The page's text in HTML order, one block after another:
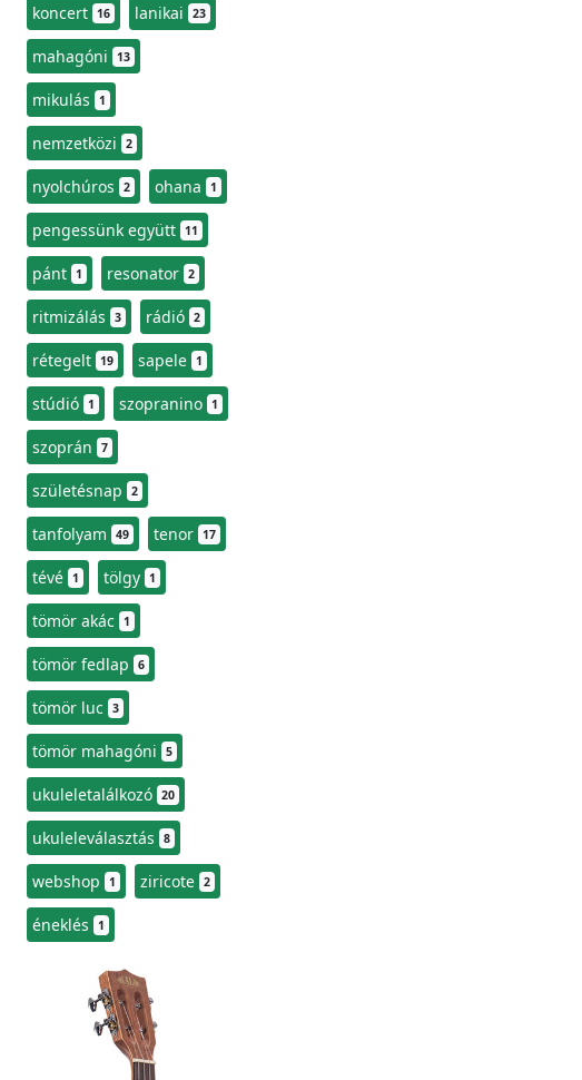
koncert 16 lanikai 23
mahagóni 13
mikulás 1
nemzetközi 2
nyolchúros 2 ohana 1
pengessünk együtt 11
pánt 1 resonator 2
ritmizálás 3 rádió 2
rétegelt 19 sapele 1
stúdió 1 szopranino 1
szoprán 7
születésnap 2
tanfolyam 49 tenor 17
tévé 1 tölgy 1
tömör akác 1
tömör fedlap 6
tömör luc 3
tömör mahagóni 5
ukuleletalálkozó 20
ukuleleválasztás 8
webshop 1 ziricote 2
éneklés 1